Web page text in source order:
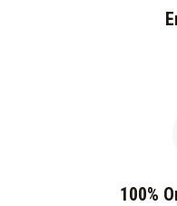
100%